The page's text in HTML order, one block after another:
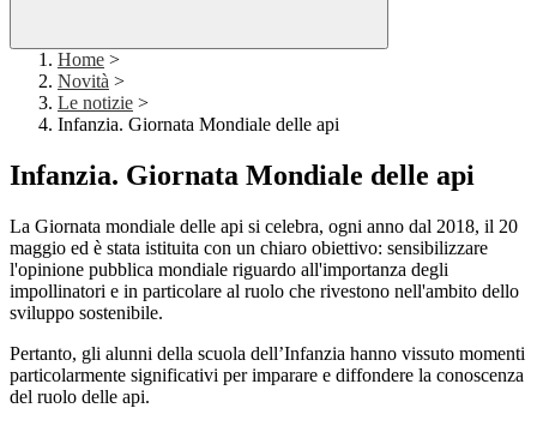
Home >
Novità >
Le notizie >
Infanzia. Giornata Mondiale delle api
Infanzia. Giornata Mondiale delle api
La Giornata mondiale delle api si celebra, ogni anno dal 2018, il 20
maggio ed è stata istituita con un chiaro obiettivo: sensibilizzare
l'opinione pubblica mondiale riguardo all'importanza degli
impollinatori e in particolare al ruolo che rivestono nell'ambito dello
sviluppo sostenibile.
Pertanto, gli alunni della scuola dell’Infanzia hanno vissuto momenti
particolarmente significativi per imparare e diffondere la conoscenza
del ruolo delle api.